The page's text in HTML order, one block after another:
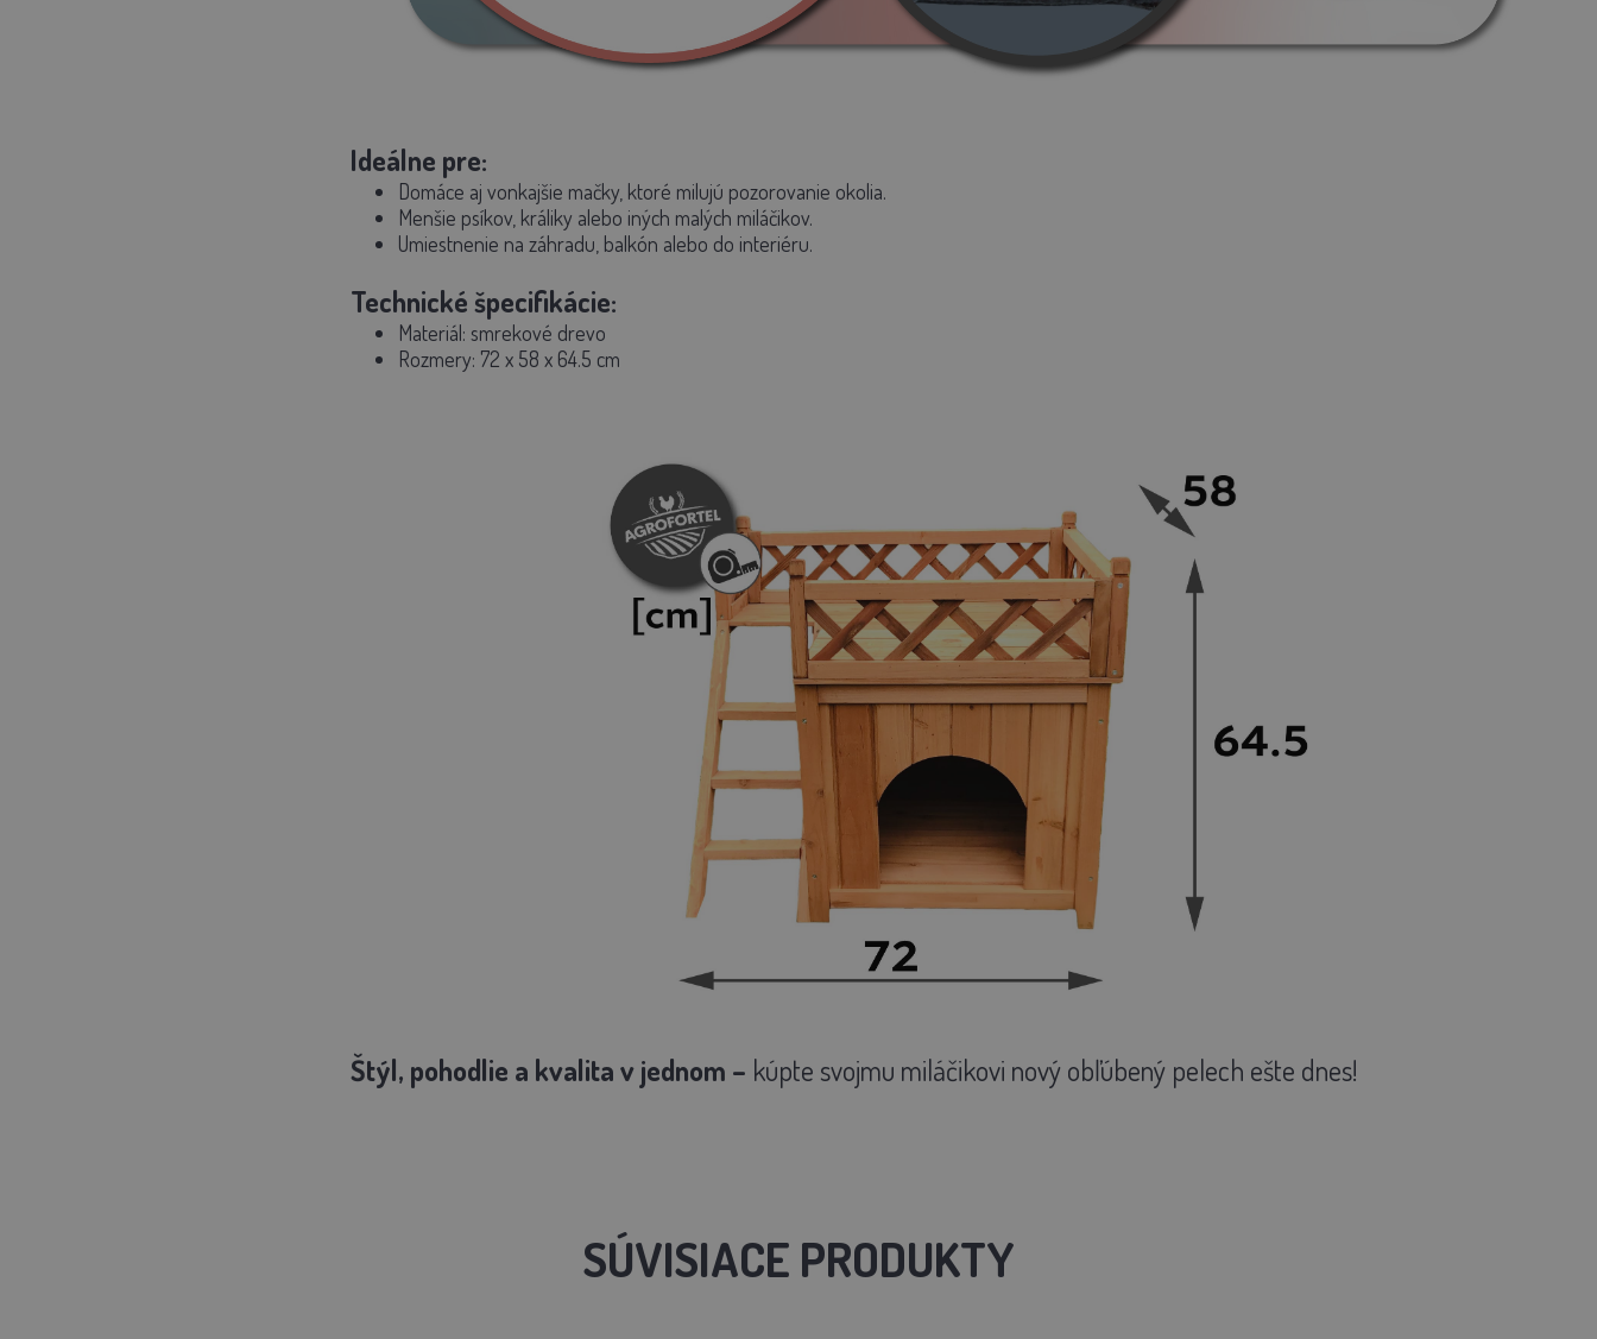
Ideálne pre:
Domáce aj vonkajšie mačky, ktoré milujú pozorovanie okolia.
Menšie psíkov, králiky alebo iných malých miláčikov.
Umiestnenie na záhradu, balkón alebo do interiéru.
Technické špecifikácie:
Materiál: smrekové drevo
Rozmery: 72 x 58 x 64.5 cm
Štýl, pohodlie a kvalita v jednom – kúpte svojmu miláčikovi nový obľúbený pelech ešte dnes!
SÚVISIACE PRODUKTY